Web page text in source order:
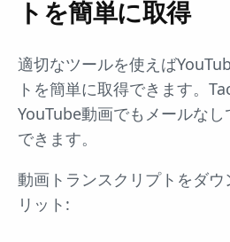
トを簡単に取得
適切なツールを使えば
トを簡単に取得できます。
YouTube動画でもメールな
できます。
動画トランスクリプトをダ
リット: